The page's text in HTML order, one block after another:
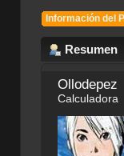
Información del
Resumen
Ollodepez
Calculadora